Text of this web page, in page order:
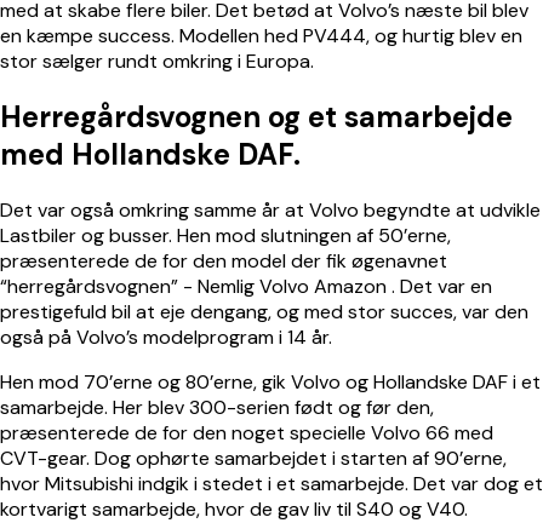
med at skabe flere biler. Det betød at Volvo’s næste bil blev
en kæmpe success. Modellen hed PV444, og hurtig blev en
stor sælger rundt omkring i Europa.
Herregårdsvognen og et samarbejde
med Hollandske DAF.
Det var også omkring samme år at Volvo begyndte at udvikle
Lastbiler og busser. Hen mod slutningen af 50’erne,
præsenterede de for den model der fik øgenavnet
“herregårdsvognen” - NemligVolvo Amazon. Det var en
prestigefuld bil at eje dengang, og med stor succes, var den
også på Volvo’s modelprogram i 14 år.
Hen mod 70’erne og 80’erne, gik Volvo og Hollandske DAF i et
samarbejde. Her blev 300-serien født og før den,
præsenterede de for den noget specielle Volvo 66 med
CVT-gear. Dog ophørte samarbejdet i starten af 90’erne,
hvor Mitsubishi indgik i stedet i et samarbejde. Det var dog et
kortvarigt samarbejde, hvor de gav liv til S40 og V40.